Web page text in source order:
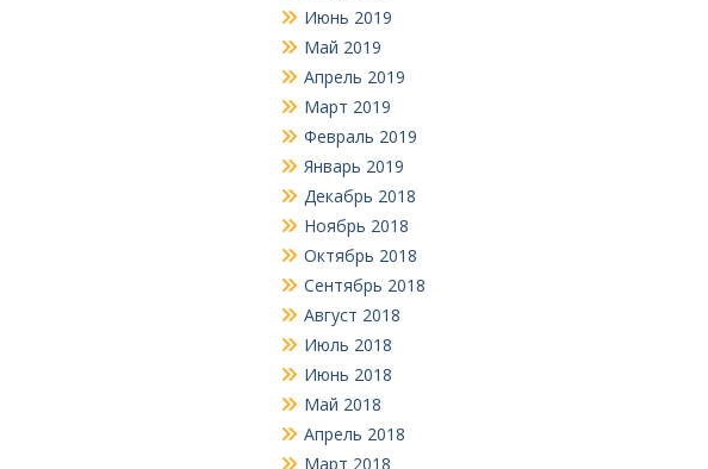
Июнь 2019
Май 2019
Апрель 2019
Март 2019
Февраль 2019
Январь 2019
Декабрь 2018
Ноябрь 2018
Октябрь 2018
Сентябрь 2018
Август 2018
Июль 2018
Июнь 2018
Май 2018
Апрель 2018
Март 2018